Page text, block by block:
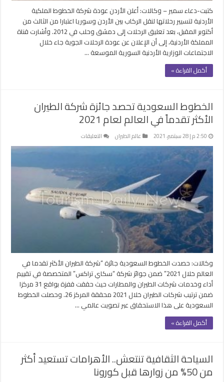
كتبت-دعاء سمير – وكالات: أعلن الأردن عودة شركة الخطوط الملكية
الأردنية لتسيير رحلاتها لنقل الركاب بين الأردن وسوريا اعتبارا من الثالث من
أكتوبر المقبل، بعد تعليق الرحلات إلى دمشق وحلب في 2012. وأشارت قناة
المملكة الأردنية، إلى أن الإعلان عن عودة الرحلات الجوية جاء خلال
الاجتماعات الوزارية الأردنية السورية الموسعة …
أكمل القراءة »
الخطوط السعودية تحصد جائزة شركة الطيران
الأكثر تقدماً في العالم لعام 2021
2:50 م | 28 سبتمبر، 2021 عالم الطيران التعليقات
الخطوط
جائزة
شركة
الطيران
الأكثر
تقدماً
2021
مغلقة
وكالات: حصدت الخطوط السعودية جائزة “شركة الطيران الأكثر تقدما في
العالم خلال 2021” ضمن جوائز شركة “سكاي تراكس” المتخصصة في تقييم
أداء وخدمات شركات الطيران والمطارات حيث حققت قفزة بواقع 31 مركزا
ضمن ترتيب شركات الطيران خلال 2021 محققة المركز 26. وحصلت الخطوط
السعودية على هذا الاستحقاق عبر تصويت عالمي …
أكمل القراءة »
السياحة الثقافية تنتعش.. الأهرامات تستعيد أكثر
من 50% من زوارها قبل كورونا